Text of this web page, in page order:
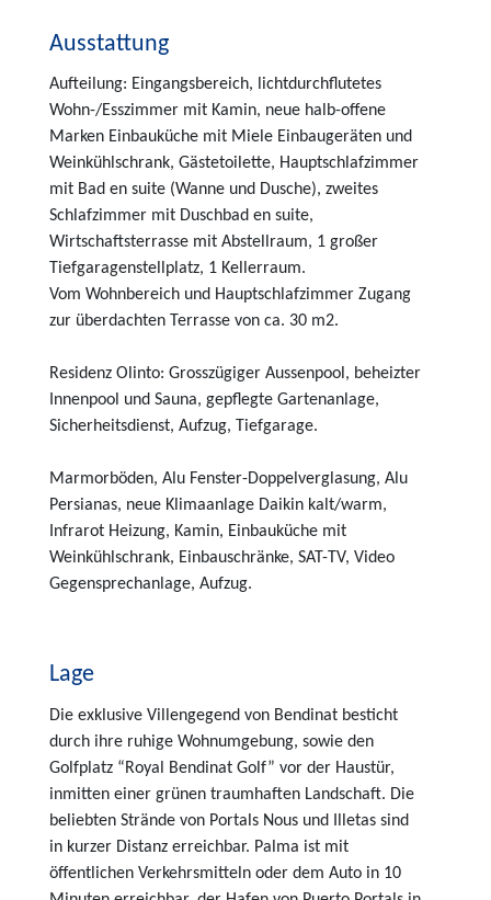
Ausstattung
Aufteilung: Eingangsbereich, lichtdurchflutetes
Wohn-/Esszimmer mit Kamin, neue halb-offene
Marken Einbauküche mit Miele Einbaugeräten und
Weinkühlschrank, Gästetoilette, Hauptschlafzimmer
mit Bad en suite (Wanne und Dusche), zweites
Schlafzimmer mit Duschbad en suite,
Wirtschaftsterrasse mit Abstellraum, 1 großer
Tiefgaragenstellplatz, 1 Kellerraum.
Vom Wohnbereich und Hauptschlafzimmer Zugang
zur überdachten Terrasse von ca. 30 m2.
Residenz Olinto: Grosszügiger Aussenpool, beheizter
Innenpool und Sauna, gepflegte Gartenanlage,
Sicherheitsdienst, Aufzug, Tiefgarage.
Marmorböden, Alu Fenster-Doppelverglasung, Alu
Persianas, neue Klimaanlage Daikin kalt/warm,
Infrarot Heizung, Kamin, Einbauküche mit
Weinkühlschrank, Einbauschränke, SAT-TV, Video
Gegensprechanlage, Aufzug.
Lage
Die exklusive Villengegend von Bendinat besticht
durch ihre ruhige Wohnumgebung, sowie den
Golfplatz “Royal Bendinat Golf” vor der Haustür,
inmitten einer grünen traumhaften Landschaft. Die
beliebten Strände von Portals Nous und Illetas sind
in kurzer Distanz erreichbar. Palma ist mit
öffentlichen Verkehrsmitteln oder dem Auto in 10